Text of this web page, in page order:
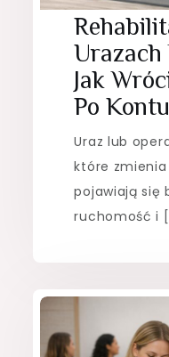
Urazach
Jak
Po
Uraz lub
które
pojawiają się
ruchomość i